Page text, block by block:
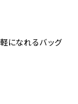
になれるバッグ